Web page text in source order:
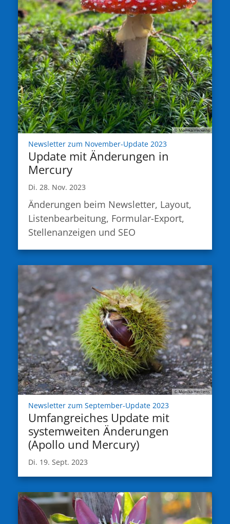
© Monika Herkens
Newsletter zum November-Update 2023:
Update mit Änderungen in
Mercury
Di. 28. Nov. 2023
Änderungen beim Newsletter, Layout,
Listenbearbeitung, Formular-Export,
Stellenanzeigen und SEO
© Monika Herkens
Newsletter zum September-Update 2023:
Umfangreiches Update mit
systemweiten Änderungen
(Apollo und Mercury)
Di. 19. Sept. 2023